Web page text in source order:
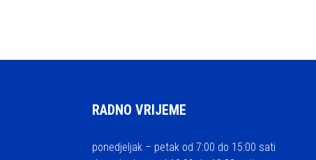
RADNO VRIJEME
ponedjeljak – petak od 7:00 do 15:00 sati